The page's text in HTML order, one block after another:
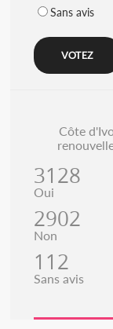
Sans avis
Côte
3128
Oui
2902
Non
112
Sans avis